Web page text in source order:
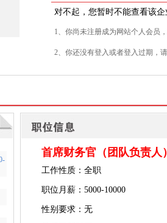
对不起，您暂时不能查看该
1、你尚未注册成为网站个人会员
2、你还没有登入或者登入过期，请
首席财务官（团队负责人）
工作性质：全职
职位月薪：5000-10000
性别要求：无